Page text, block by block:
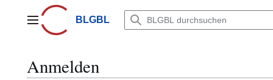
springenHauptmenüBLGBL
Anmelden